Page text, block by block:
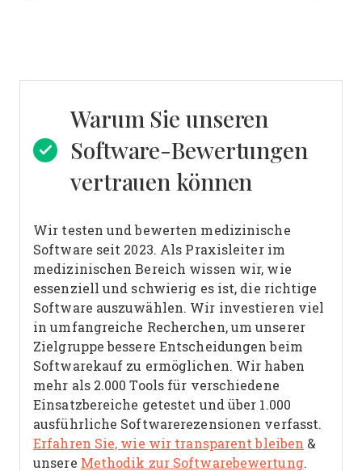
Warum Sie unseren
Software-Bewertungen
vertrauen können
Wir testen und bewerten medizinische
Software seit 2023. Als Praxisleiter im
medizinischen Bereich wissen wir, wie
essenziell und schwierig es ist, die richtige
Software auszuwählen. Wir investieren viel
in umfangreiche Recherchen, um unserer
Zielgruppe bessere Entscheidungen beim
Softwarekauf zu ermöglichen. Wir haben
mehr als 2.000 Tools für verschiedene
Einsatzbereiche getestet und über 1.000
ausführliche Softwarerezensionen verfasst.
Erfahren Sie, wie wir transparent bleiben &
unsere Methodik zur Softwarebewertung.